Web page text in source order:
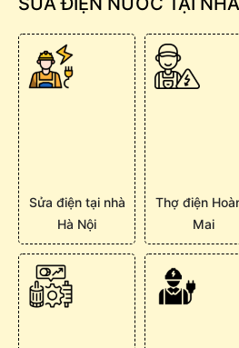
Sửa điện tại nhà
Hà Nội
Thợ điện
Mai